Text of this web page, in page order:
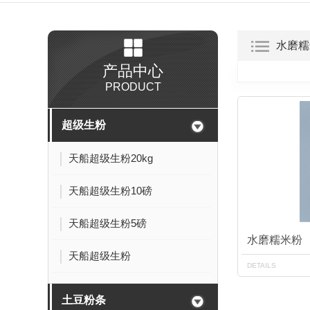
产品中心
PRODUCT
超级生粉
天船超级生粉20kg
天船超级生粉10磅
天船超级生粉5磅
天船超级生粉
土豆粉条
水磨
水磨糯米粉
DETAILS